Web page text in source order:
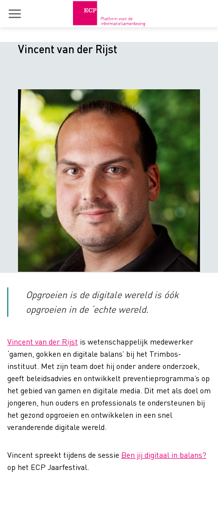
Vincent van der Rijst
Opgroeien is de digitale wereld is óók
opgroeien in de ‘echte wereld.
Vincent van der Rijst is wetenschappelijk medewerker
‘gamen, gokken en digitale balans’ bij het Trimbos-
instituut. Met zijn team doet hij onder andere onderzoek,
geeft beleidsadvies en ontwikkelt preventieprogramma’s op
het gebied van gamen en digitale media. Dit met als doel om
jongeren, hun ouders en professionals te ondersteunen bij
het gezond opgroeien en ontwikkelen in een snel
veranderende digitale wereld.
Vincent spreekt tijdens de sessie Ben jij digitaal in balans?
op het ECP Jaarfestival.